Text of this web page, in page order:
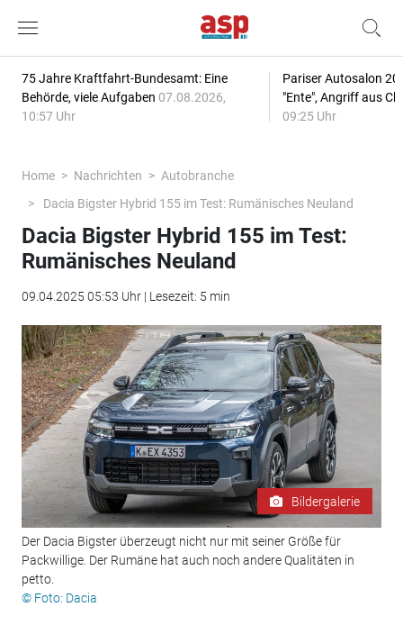
75 Jahre Kraftfahrt-Bundesamt: Eine
Behörde, viele Aufgaben 07.08.2026,
10:57 Uhr
Pariser Autosalon
"Ente", Angriff aus
09:25 Uhr
Home Nachrichten
Autobranche
Dacia Bigster Hybrid 155 im Test: Rumänisches Neuland
Dacia Bigster Hybrid 155 im Test:
Rumänisches Neuland
09.04.2025 05:53 Uhr | Lesezeit: 5 min
Bildergalerie
Der Dacia Bigster überzeugt nicht nur mit seiner Größe für
Packwillige. Der Rumäne hat auch noch andere Qualitäten in
petto.
© Foto: Dacia